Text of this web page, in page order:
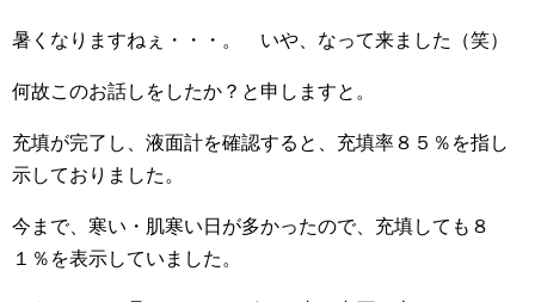
暑くなりますねぇ・・・。 いや、なって来ました（笑）
何故このお話しをしたか？と申しますと。
充填が完了し、液面計を確認すると、充填率８５％を指し
示しておりました。
今まで、寒い・肌寒い日が多かったので、充填しても８
１％を表示していました。